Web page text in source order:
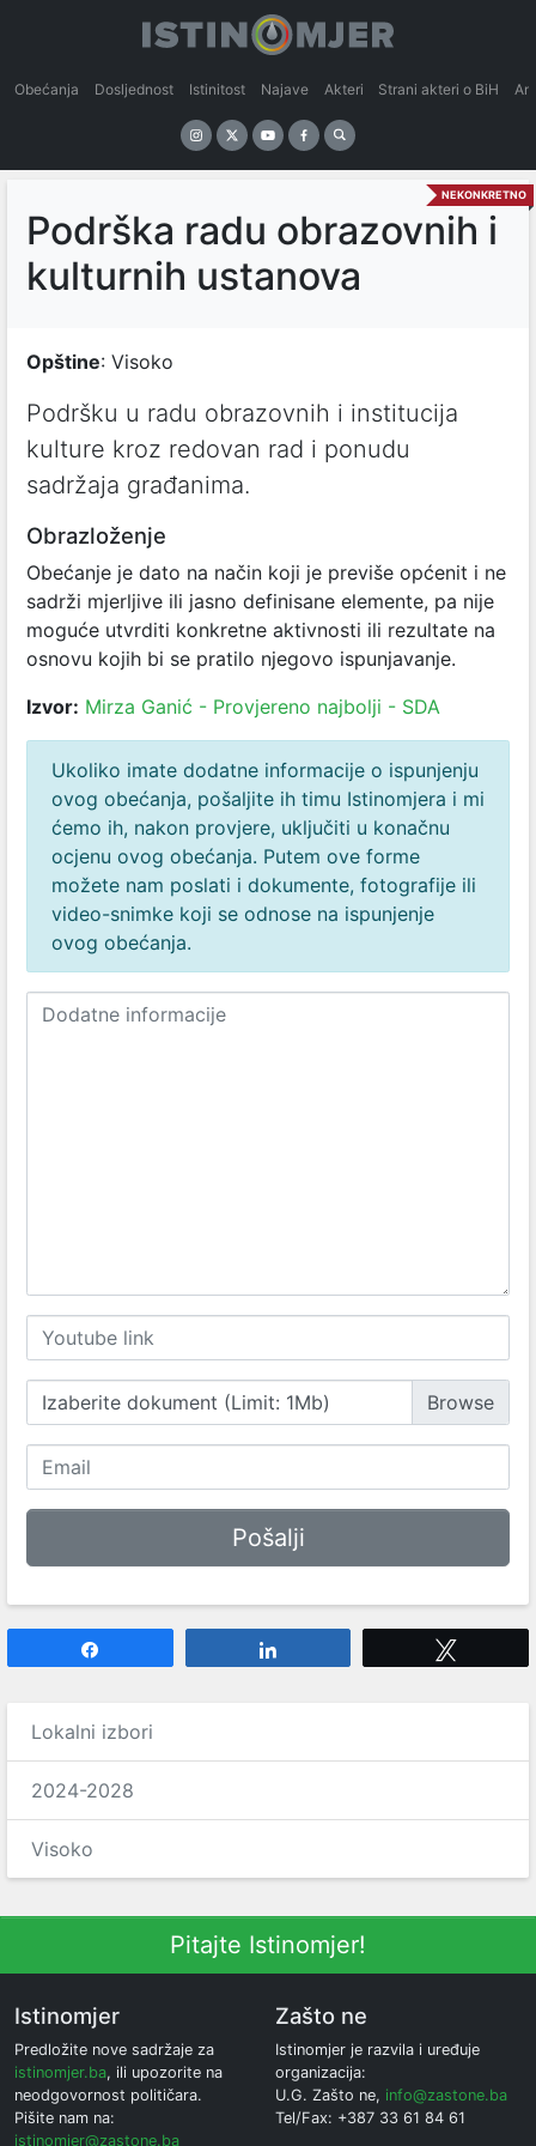
Obećanja Dosljednost Istinitost Najave Akteri Strani akteri o BiH
NEKONKRETNO
Podrška radu obrazovnih i
kulturnih ustanova
Opštine: Visoko
Podršku u radu obrazovnih i institucija
kulture kroz redovan rad i ponudu
sadržaja građanima.
Obrazloženje
Obećanje je dato na način koji je previše općenit i ne
sadrži mjerljive ili jasno definisane elemente, pa nije
moguće utvrditi konkretne aktivnosti ili rezultate na
osnovu kojih bi se pratilo njegovo ispunjavanje.
Izvor: Mirza Ganić - Provjereno najbolji - SDA
Ukoliko imate dodatne informacije o ispunjenju
ovog obećanja, pošaljite ih timu Istinomjera i mi
ćemo ih, nakon provjere, uključiti u konačnu
ocjenu ovog obećanja. Putem ove forme
možete nam poslati i dokumente, fotografije ili
video-snimke koji se odnose na ispunjenje
ovog obećanja.
Izaberite dokument (Limit: 1Mb)
Lokalni izbori
2024-2028
Visoko
Pitajte Istinomjer!
Istinomjer
Predložite nove sadržaje za
istinomjer.ba, ili upozorite na
neodgovornost političara.
Pišite nam na:
istinomjer@zastone.ba
Zašto ne
Istinomjer je razvila i uređuje
organizacija:
U.G. Zašto ne, info@zastone.ba
Tel/Fax: +387 33 61 84 61